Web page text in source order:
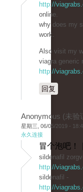
http://
online.
why does my
work.
Also visit my
viagra generic
http://
回复
Anonymous (未验
星期三, 06/05/2019 -
永久连接
冒个泡吧！
sildenafil
http://
sildenafil -
http://